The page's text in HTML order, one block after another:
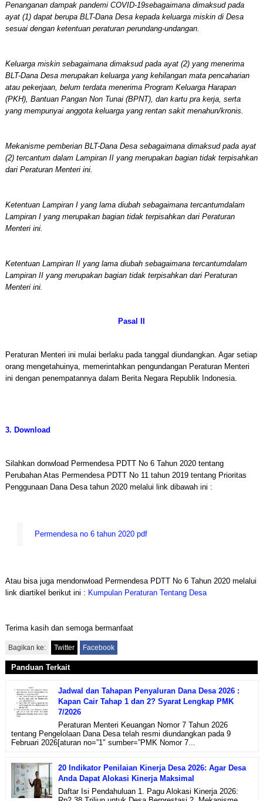
Penanganan dampak pandemi COVID-19sebagaimana dimaksud pada
ayat (1) dapat berupa BLT-Dana Desa kepada keluarga miskin di Desa
sesuai dengan ketentuan peraturan perundang-undangan.
Keluarga miskin sebagaimana dimaksud pada ayat (2) yang menerima
BLT-Dana Desa merupakan keluarga yang kehilangan mata pencaharian
atau pekerjaan, belum terdata menerima Program Keluarga Harapan
(PKH), Bantuan Pangan Non Tunai (BPNT), dan kartu pra kerja, serta
yang mempunyai anggota keluarga yang rentan sakit menahun/kronis.
Mekanisme pemberian BLT-Dana Desa sebagaimana dimaksud pada ayat
(2) tercantum dalam Lampiran II yang merupakan bagian tidak terpisahkan
dari Peraturan Menteri ini.
Ketentuan Lampiran I yang lama diubah sebagaimana tercantumdalam
Lampiran I yang merupakan bagian tidak terpisahkan dari Peraturan
Menteri ini.
Ketentuan Lampiran II yang lama diubah sebagaimana tercantumdalam
Lampiran II yang merupakan bagian tidak terpisahkan dari Peraturan
Menteri ini.
Pasal II
Peraturan Menteri ini mulai berlaku pada tanggal diundangkan. Agar setiap
orang mengetahuinya, memerintahkan pengundangan Peraturan Menteri
ini dengan penempatannya dalam Berita Negara Republik Indonesia.
3. Download
Silahkan donwload Permendesa PDTT No 6 Tahun 2020 tentang
Perubahan Atas Permendesa PDTT No 11 tahun 2019 tentang Prioritas
Penggunaan Dana Desa tahun 2020 melalui link dibawah ini :
Permendesa no 6 tahun 2020 pdf
Atau bisa juga mendonwload Permendesa PDTT No 6 Tahun 2020 melalui
link diartikel berikut ini : Kumpulan Peraturan Tentang Desa
Terima kasih dan semoga bermanfaat
Bagikan ke: Twitter Facebook
Panduan Terkait
Jadwal dan Tahapan Penyaluran Dana Desa 2026 :
Kapan Cair Tahap 1 dan 2? Syarat Lengkap PMK
7/2026
Peraturan Menteri Keuangan Nomor 7 Tahun 2026
tentang Pengelolaan Dana Desa telah resmi diundangkan pada 9
Februari 2026[aturan no=”1″ sumber=”PMK Nomor 7...
20 Indikator Penilaian Kinerja Desa 2026: Agar Desa
Anda Dapat Alokasi Kinerja Maksimal
Daftar Isi Pendahuluan 1. Pagu Alokasi Kinerja 2026: